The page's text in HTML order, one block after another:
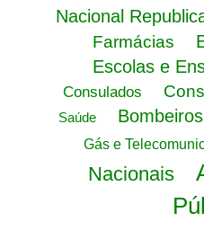
Nacional
Farmácias
Escolas e
Consulados
Saúde
Bombeiros
Gás e
Nacionais